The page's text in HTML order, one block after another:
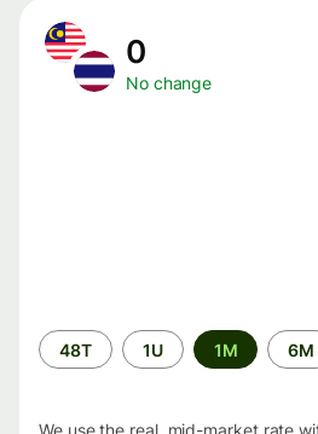
0
No change
Time
period
48T 1U 1M 6M